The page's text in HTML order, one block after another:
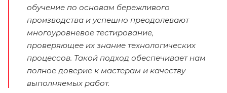
обучение по основам бережливого
производства и успешно преодолевают
многоуровневое тестирование,
проверяющее их знание технологических
процессов. Такой подход обеспечивает нам
полное доверие к мастерам и качеству
выполняемых работ.